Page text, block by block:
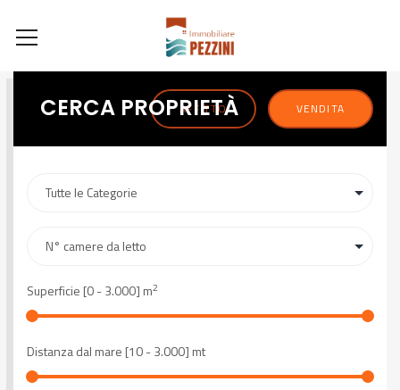
CERCA PROPRIETÀ
AFFITTO VENDITA
Superficie [0-3.000] m2
Distanza dal mare [10-3.000] mt